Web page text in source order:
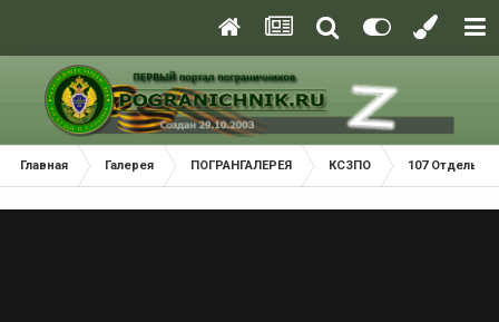
Главная Галерея ПОГРАНГАЛЕРЕЯ КСЗПО 107